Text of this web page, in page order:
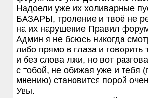
Надоели уже их холиварные
БАЗАРЫ, троление и твоё не
на их нарушение Правил
Админ я не боюсь никогда
либо прямо в глаза и говорить
и без слова лжи, но вот
с тобой, не обижая уже и тебя
мнению) становится порой
Увы.